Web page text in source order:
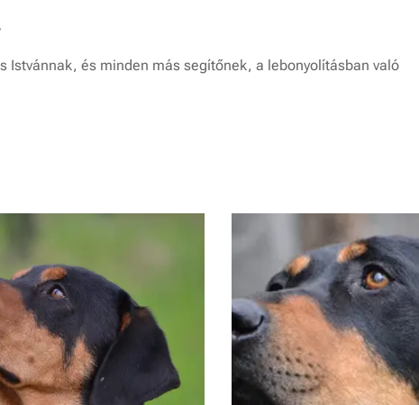
Istvánnak, és minden más segítőnek, a lebonyolításban való